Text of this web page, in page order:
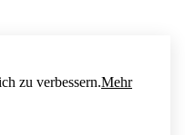
zu verbessern.Mehr